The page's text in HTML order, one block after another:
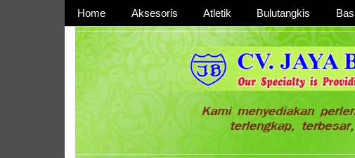
Home Aksesoris Atletik Bulutangkis